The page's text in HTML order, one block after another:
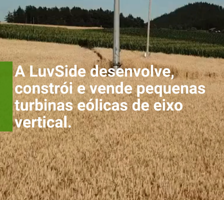
A LuvSide desenvolve,
constrói e vende
pequenas turbinas
eólicas de eixo
vertical.